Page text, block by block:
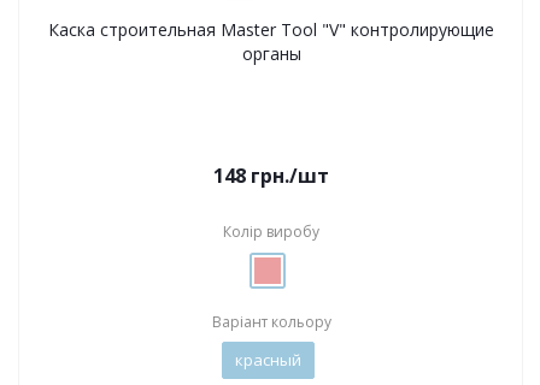
Каска строительная Master Tool "V" контролирующие
органы
148 грн./шт
Колір виробу
Варіант кольору
красный